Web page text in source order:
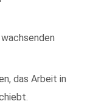
das Arbeit in